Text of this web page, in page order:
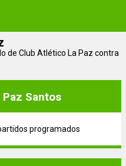
de Club Atlético La Paz contra
Santos
programados